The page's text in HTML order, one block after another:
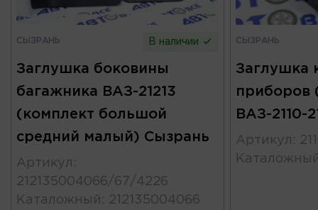
СЫЗРАНЬ В наличии
Заглушка боковины
багажника ВАЗ-21213
(комплект большой
средний малый) Сызрань
Артикул :
212135004066/67/4226
Каталожный : 212135004066
СЫЗРАНЬ
Заглушка
приборов
ВАЗ-2110-
Артикул :